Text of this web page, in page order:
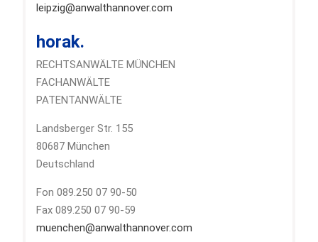
leipzig@anwalthannover.com
horak.
RECHTSANWÄLTE MÜNCHEN
FACHANWÄLTE
PATENTANWÄLTE
Landsberger Str. 155
80687 München
Deutschland
Fon 089.250 07 90-50
Fax 089.250 07 90-59
muenchen@anwalthannover.com